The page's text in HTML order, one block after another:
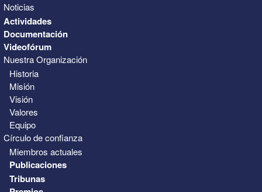
Noticias
Actividades
Documentación
Videofórum
Nuestra Organización
Historia
Misión
Visión
Valores
Equipo
Círculo de confianza
Miembros actuales
Publicaciones
Tribunas